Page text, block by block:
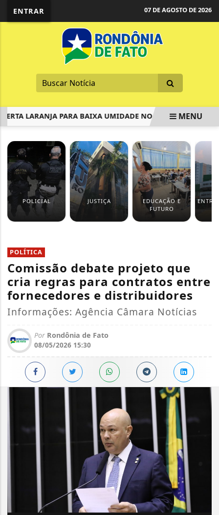
ENTRAR 07 DE AGOSTO DE 2026
LARANJA PARA BAIXA UMIDADE NO DF E MAIS 6MENU
POLICIAL JUSTIÇA
EDUCAÇÃO E
FUTURO
POLÍTICA
Comissão debate projeto que
cria regras para contratos entre
fornecedores e distribuidores
Informações: Agência Câmara Notícias
Por Rondônia de Fato
08/05/2026 15:30